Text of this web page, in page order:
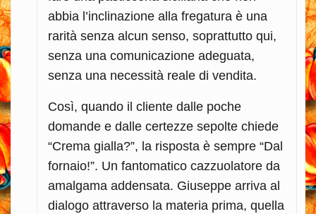
abbia l’inclinazione alla fregatura è una
rarità senza alcun senso, soprattutto qui,
senza una comunicazione adeguata,
senza una necessità reale di vendita.
Così, quando il cliente dalle poche
domande e dalle certezze sepolte chiede
“Crema gialla?”, la risposta è sempre “Dal
fornaio!”. Un fantomatico cazzuolatore da
amalgama addensata. Giuseppe arriva al
dialogo attraverso la materia prima, quella